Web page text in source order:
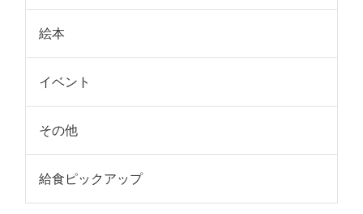
絵本
イベント
その他
給食ピックアップ